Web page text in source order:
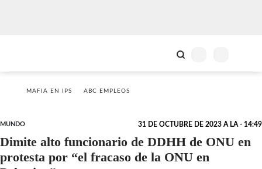
MAFIA EN IPS ABC EMPLEOS
MUNDO 31 DE OCTUBRE DE 2023 A LA - 14:49
Dimite alto funcionario de DDHH de ONU en
protesta por “el fracaso de la ONU en